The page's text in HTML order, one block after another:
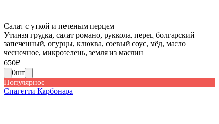
Салат с уткой и печеным перцем
Утиная грудка, салат романо, руккола, перец болгарский
запеченный, огурцы, клюква, соевый соус, мёд, масло
чесночное, микрозелень, земля из маслин
650₽
0шт
Популярное
Спагетти Карбонара